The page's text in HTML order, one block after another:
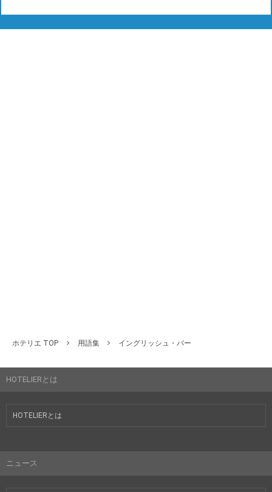
ホテリエ TOP 用語集 イングリッシュ・バー
HOTELIERとは
HOTELIERとは
ニュース